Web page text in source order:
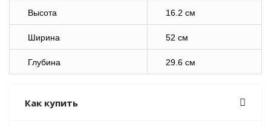
Высота 16.2 см
Ширина 52 см
Глубина 29.6 см
Как купить